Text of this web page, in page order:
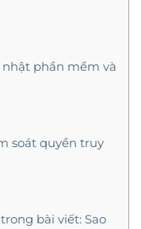
nhật phần mềm và
soát quyền truy
bài viết: Sao